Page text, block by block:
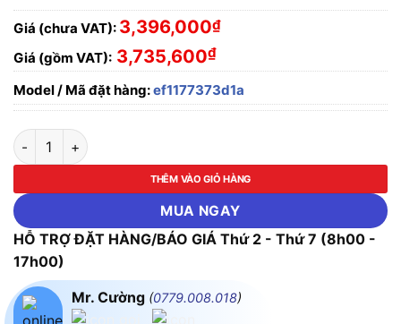
Giá (chưa VAT): 3,396,000₫
Giá (gồm VAT): 3,735,600₫
Model / Mã đặt hàng:ef1177373d1a
ĐÈN LED ĐƯỜNG PHỐ GIÁ RẺ DUHAL 60W SHDQ60V số lượng
THÊM VÀO GIỎ HÀNG
MUA NGAY
HỖ TRỢ ĐẶT HÀNG/BÁO GIÁ Thứ 2 - Thứ 7 (8h00 -
17h00)
Mr. Cường (0779.008.018)